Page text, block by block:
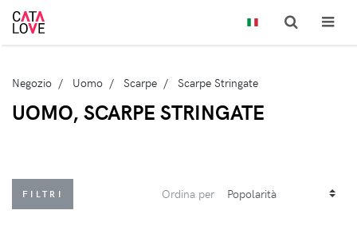
Negozio Uomo Scarpe Scarpe Stringate
UOMO, SCARPE STRINGATE
FILTRI Ordina per